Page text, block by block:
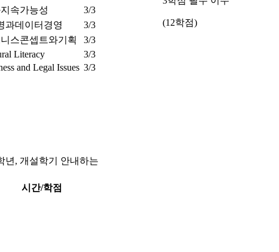
(12학점)
속가능성 3/3
과데이터경영
3/3
스콘셉트와기획
3/3
Literacy
3/3
and Legal Issues 3/3
년, 개설학기 안내하는
시간/학점